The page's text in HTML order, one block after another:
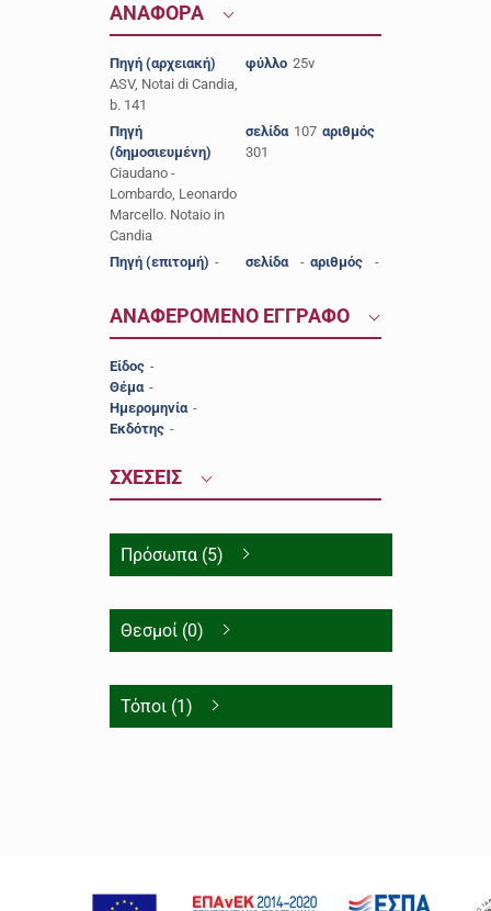
ΑΝΑΦΟΡΑ
Πηγή (αρχειακή)
ASV, Notai di Candia,
b. 141
φύλλο 25v
Πηγή
(δημοσιευμένη)
Ciaudano -
Lombardo, Leonardo
Marcello. Notaio in
Candia
σελίδα 107 αριθμός
301
Πηγή (επιτομή) - σελίδα - αριθμός -
ΑΝΑΦΕΡΟΜΕΝΟ ΕΓΓΡΑΦΟ
Είδος -
Θέμα -
Ημερομηνία -
Εκδότης -
ΣΧΕΣΕΙΣ
Πρόσωπα (5)
Θεσμοί (0)
Τόποι (1)